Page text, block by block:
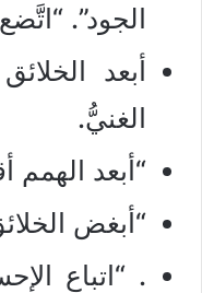
الجود”.
أبعد
الغنيُّ.
“أبعد الهمم
“أبغض
. “اتباع